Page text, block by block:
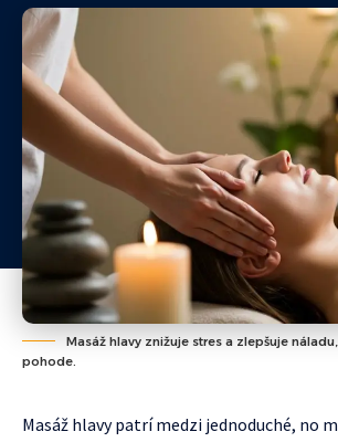
Masáž hlavy znižuje stres a zlepšuje
pohode.
Masáž hlavy patrí medzi jednoduché, no